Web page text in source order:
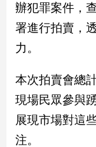
專
區
台
灣
觀
辦犯罪案件，
署進行拍賣，
力。
本次拍賣會總
現場民眾參與
展現市場對這
注。